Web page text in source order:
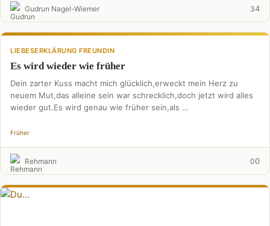
Gudrun Nagel-Wiemer 34
LIEBESERKLÄRUNG FREUNDIN
Es wird wieder wie früher
Dein zarter Kuss macht mich glücklich,erweckt mein Herz zu
neuem Mut,das alleine sein war schrecklich,doch jetzt wird alles
wieder gut.Es wird genau wie früher sein,als …
Früher
Rehmann 00